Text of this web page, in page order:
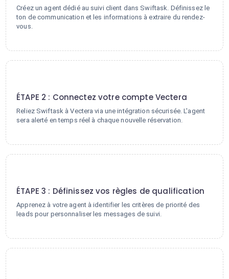
Créez un agent dédié au suivi client dans Swiftask. Définissez le
ton de communication et les informations à extraire du rendez-
vous.
ÉTAPE 2 : Connectez votre compte Vectera
Reliez Swiftask à Vectera via une intégration sécurisée. L'agent
sera alerté en temps réel à chaque nouvelle réservation.
ÉTAPE 3 : Définissez vos règles de qualification
Apprenez à votre agent à identifier les critères de priorité des
leads pour personnaliser les messages de suivi.